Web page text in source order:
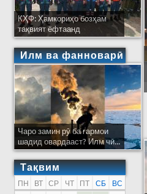
КҲФ: Ҳамкориҳо бозҳам
тақвият ёфтаанд
Илм ва фанноварӣ
Чаро замин рӯ ба гармои
шадид овардааст? Илм чӣ...
Тақвим
ПН ВТ СР ЧТ ПТ СБ
ВС